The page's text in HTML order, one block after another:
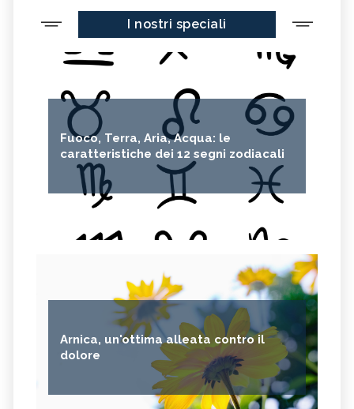
I nostri speciali
Fuoco, Terra, Aria, Acqua: le
caratteristiche dei 12 segni zodiacali
Arnica, un'ottima alleata contro il
dolore